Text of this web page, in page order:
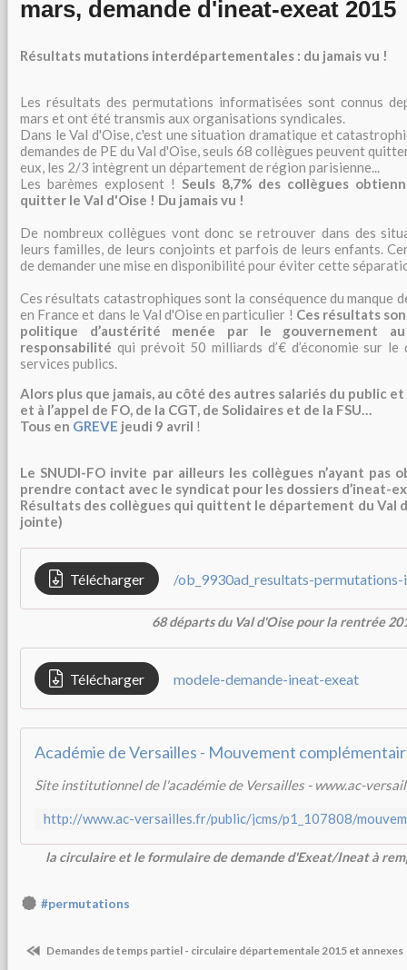
mars, demande d'ineat-exeat 2015
Résultats mutations interdépartementales : du jamais vu !
Les résultats des permutations informatisées sont connus
mars et ont été transmis aux organisations syndicales.
Dans le Val d'Oise, c'est une situation dramatique et
demandes de PE du Val d'Oise, seuls 68 collègues peuvent
eux, les 2/3 intègrent un département de région parisienne...
Les barèmes explosent ! Seuls 8,7% des collègues
quitter le Val d'Oise ! Du jamais vu !
De nombreux collègues vont donc se retrouver dans des
leurs familles, de leurs conjoints et parfois de leurs enfants.
de demander une mise en disponibilité pour éviter cette
Ces résultats catastrophiques sont la conséquence du manque
en France et dans le Val d'Oise en particulier ! Ces résultats
politique d’austérité menée par le gouvernement
responsabilité qui prévoit 50 milliards d’€ d’économie sur
services publics.
Alors plus que jamais, au côté des autres salariés du public
et à l’appel de FO, de la CGT, de Solidaires et de la FSU…
Tous en GREVE jeudi 9 avril !
Le SNUDI-FO invite par ailleurs les collègues n’ayant pas
prendre contact avec le syndicat pour les dossiers d’ineat-
Résultats des collègues qui quittent le département du Val
jointe)
Télécharger /ob_9930ad_resultats-
68 départs du Val d'Oise pour la rentrée
Télécharger modele-demande-ineat-exeat
Site institutionnel de l'académie de Versailles - www.ac-
la circulaire et le formulaire de demande d'Exeat/Ineat à
#permutations
Demandes de temps partiel - circulaire départementale 2015 et annexes